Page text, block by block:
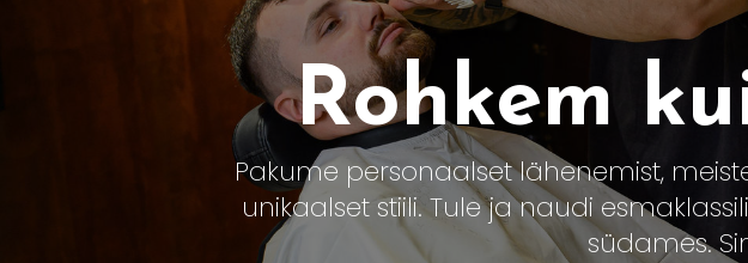
Rohkem
Pakume personaalset lähenemist,
unikaalset stiili. Tule ja naudi
südames.